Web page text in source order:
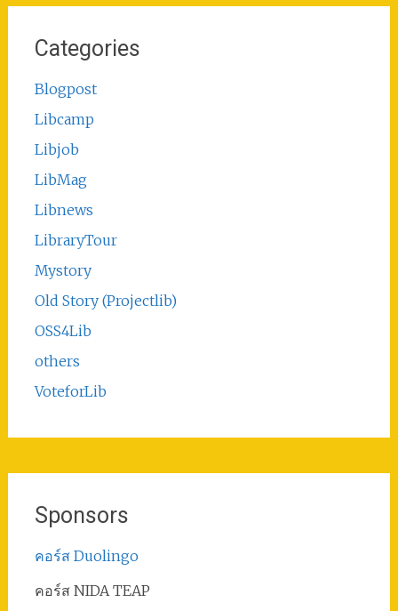
Categories
Blogpost
Libcamp
Libjob
LibMag
Libnews
LibraryTour
Mystory
Old Story (Projectlib)
OSS4Lib
others
VoteforLib
Sponsors
คอร์ส Duolingo
คอร์ส NIDA TEAP